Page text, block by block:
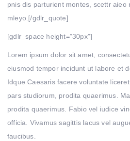
pnis dis parturient montes, scettr aieo
mleyo.[/gdlr_quote]
[gdlr_space height=”30px”]
Lorem ipsum dolor sit amet,
eiusmod tempor incidunt ut labore et
Idque Caesaris facere voluntate
pars studiorum, prodita quaerimus.
prodita quaerimus. Fabio vel iudice
officia. Vivamus sagittis lacus vel
faucibus.